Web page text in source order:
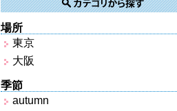
場所
東京
大阪
季節
autumn